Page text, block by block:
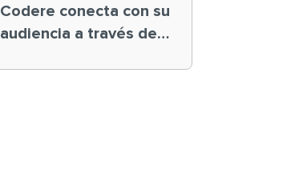
Codere conecta con su
audiencia a través de